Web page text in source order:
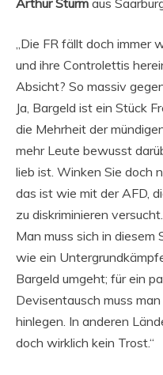
Arthur Sturm aus
„Die FR fällt doch immer
und ihre Controlettis
Absicht? So massiv
Ja, Bargeld ist ein Stück
die Mehrheit der
mehr Leute bewusst
lieb ist. Winken Sie doch
das ist wie mit der AFD,
zu diskriminieren versucht.
Man muss sich in diesem
wie ein
Bargeld umgeht; für ein
Devisentausch muss
hinlegen. In anderen
doch wirklich kein Trost.“